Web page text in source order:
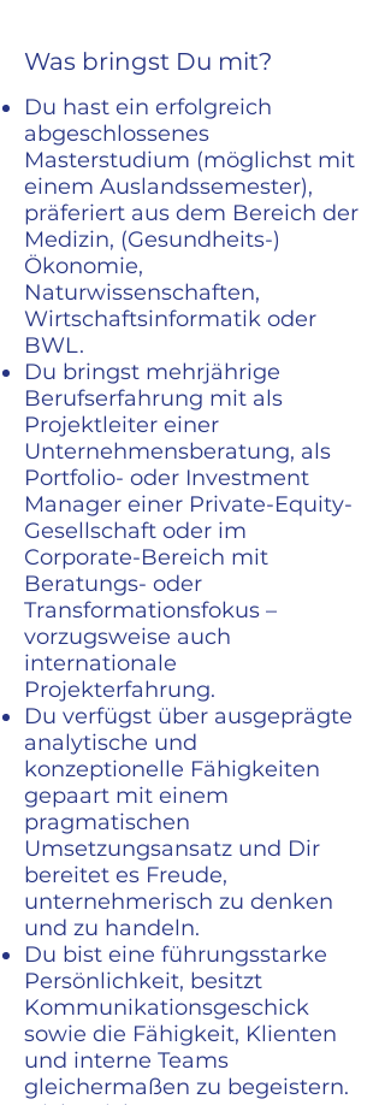
Was bringst Du mit?
Du hast ein erfolgreich
abgeschlossenes
Masterstudium (möglichst mit
einem Auslandssemester),
präferiert aus dem Bereich der
Medizin, (Gesundheits-)
Ökonomie,
Naturwissenschaften,
Wirtschaftsinformatik oder
BWL.
Du bringst mehrjährige
Berufserfahrung mit als
Projektleiter einer
Unternehmensberatung, als
Portfolio- oder Investment
Manager einer Private-Equity-
Gesellschaft oder im
Corporate-Bereich mit
Beratungs- oder
Transformationsfokus –
vorzugsweise auch
internationale
Projekterfahrung.
Du verfügst über ausgeprägte
analytische und
konzeptionelle Fähigkeiten
gepaart mit einem
pragmatischen
Umsetzungsansatz und Dir
bereitet es Freude,
unternehmerisch zu denken
und zu handeln.
Du bist eine führungsstarke
Persönlichkeit, besitzt
Kommunikationsgeschick
sowie die Fähigkeit, Klienten
und interne Teams
gleichermaßen zu begeistern.